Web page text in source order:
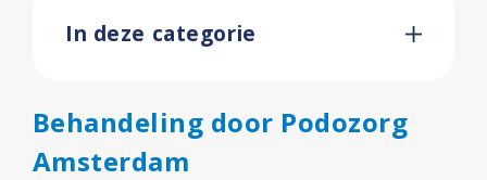
In deze categorie
Behandeling door Podozorg
Amsterdam